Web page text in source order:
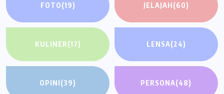
FOTO(19) JELAJAH(60)
KULINER(17) LENSA(24)
OPINI(39) PERSONA(48)